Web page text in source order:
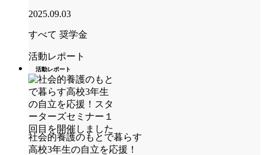
2025.09.03
すべて 奨学金
活動レポート
活動レポート
社会的養護のもとで暮らす
高校3年生の自立を応援！